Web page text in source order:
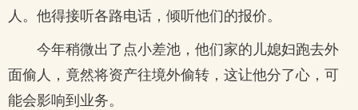
人。他得接听各路电话，倾听他们的报价。
今年稍微出了点小差池，他们家的儿媳妇跑去外
面偷人，竟然将资产往境外偷转，这让他分了心，可
能会影响到业务。